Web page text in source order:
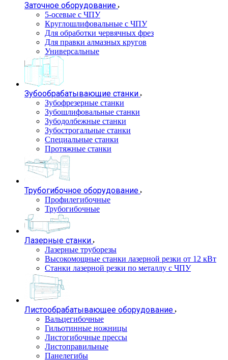
Заточное оборудование
5-осевые с ЧПУ
Круглошлифовальные с ЧПУ
Для обработки червячных фрез
Для правки алмазных кругов
Универсальные
Зубообрабатывающие станки
Зубофрезерные станки
Зубошлифовальные станки
Зубодолбежные станки
Зубострогальные станки
Специальные станки
Протяжные станки
Трубогибочное оборудование
Профилегибочные
Трубогибочные
Лазерные станки
Лазерные труборезы
Высокомощные станки лазерной резки от 12 кВт
Станки лазерной резки по металлу с ЧПУ
Листообрабатывающее оборудование
Вальцегибочные
Гильотинные ножницы
Листогибочные прессы
Листоправильные
Панелегибы